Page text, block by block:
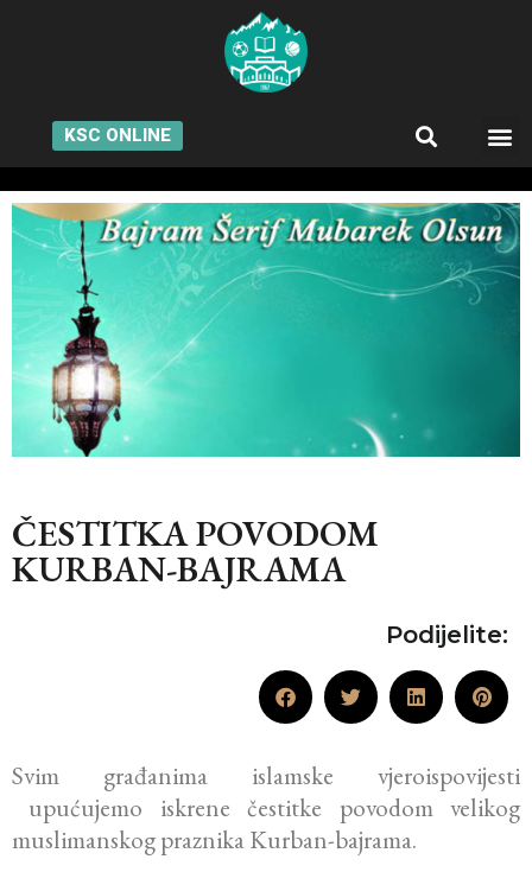
KSC ONLINE
ČESTITKA POVODOM
KURBAN-BAJRAMA
Podijelite:
Svim građanima islamske vjeroispovijesti
upućujemo iskrene čestitke povodom velikog
muslimanskog praznika Kurban-bajrama.